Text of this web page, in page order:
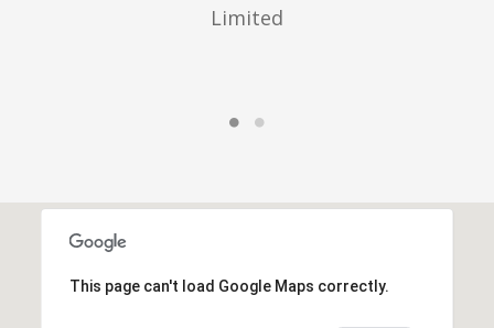
Limited
This page can't load Google Maps correctly.